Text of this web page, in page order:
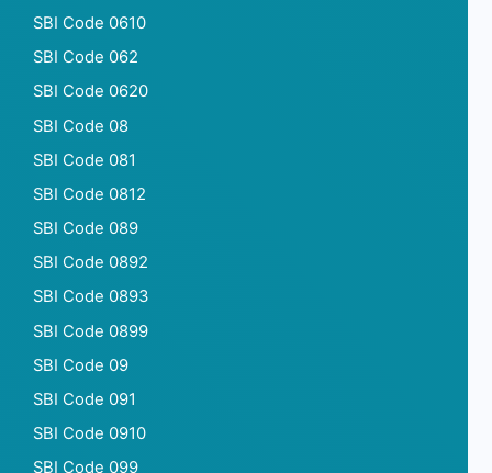
SBI Code 0610
SBI Code 062
SBI Code 0620
SBI Code 08
SBI Code 081
SBI Code 0812
SBI Code 089
SBI Code 0892
SBI Code 0893
SBI Code 0899
SBI Code 09
SBI Code 091
SBI Code 0910
SBI Code 099